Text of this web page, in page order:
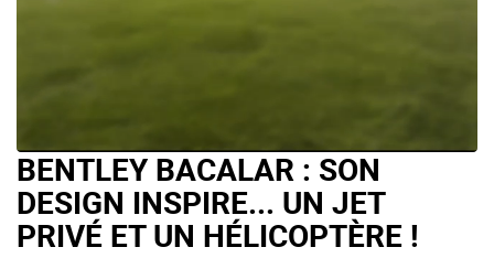
BENTLEY BACALAR : SON
DESIGN INSPIRE... UN JET
PRIVÉ ET UN HÉLICOPTÈRE !